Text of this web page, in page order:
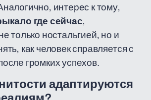
интерес к тому,
где сейчас,
только ностальгией, но и
как человек справляется с
громких успехов.
адаптируются